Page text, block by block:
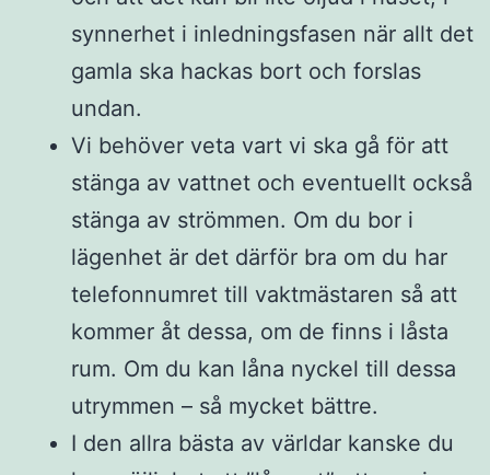
synnerhet i inledningsfasen när allt det
gamla ska hackas bort och forslas
undan.
Vi behöver veta vart vi ska gå för att
stänga av vattnet och eventuellt också
stänga av strömmen. Om du bor i
lägenhet är det därför bra om du har
telefonnumret till vaktmästaren så att
kommer åt dessa, om de finns i låsta
rum. Om du kan låna nyckel till dessa
utrymmen – så mycket bättre.
I den allra bästa av världar kanske du